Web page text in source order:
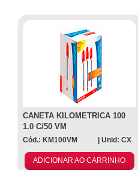
CANETA KILOMETRICA 100
1.0 C/50 VM
Cód.: KM100VM | Unid: CX
ADICIONAR AO CARRINHO